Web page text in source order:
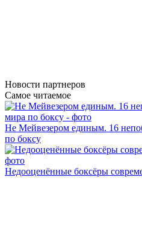
Новости партнеров
Самое читаемое
Не Мейвезером единым. 16
по боксу
Недооценённые боксёры